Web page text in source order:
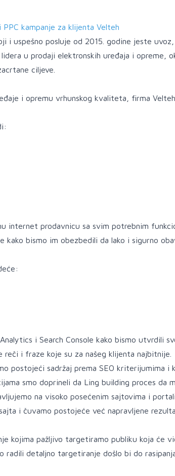
kampanje za klijenta Velteh
i uspešno posluje od 2015. godine jeste
u prodaji elektronskih uređaja i opreme,
ciljeve.
i opremu vrhunskog kvaliteta, firma
internet prodavnicu sa svim potrebnim
bismo im obezbedili da lako i sigurno
i Search Console kako bismo utvrdili
reči i fraze koje su za našeg klijenta najbitnije.
postojeći sadržaj prema SEO kriterijumima i
smo doprineli da Ling building proces da
na visoko posećenim sajtovima i
i čuvamo postojeće već napravljene
kojima pažljivo targetiramo publiku koja će
radili detaljno targetiranje došlo bi do